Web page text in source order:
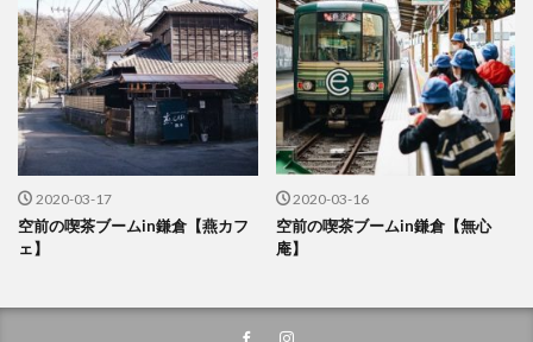
2020-03-17
空前の喫茶ブームin鎌倉【燕カフ
ェ】
2020-03-16
空前の喫茶ブームin鎌倉【無心
庵】